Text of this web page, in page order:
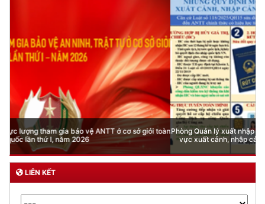
Phòng Quản lý xuất nhập cảnh: Hướng dẫn những quy định mới trong lĩnh
vực xuất cảnh, nhập cảnh của công dân việt nam từ ngày 01/7/2026
LIÊN KẾT